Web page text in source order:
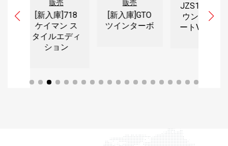
[新入庫]718
ケイマン ス
タイルエディ
ション
[新入庫]GTO
ツインターボ
JZS171 クラ
ウン アスリ
ートV 買取り